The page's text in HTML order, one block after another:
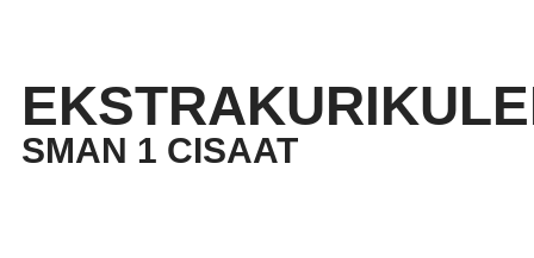
SMAN 1 CISAAT